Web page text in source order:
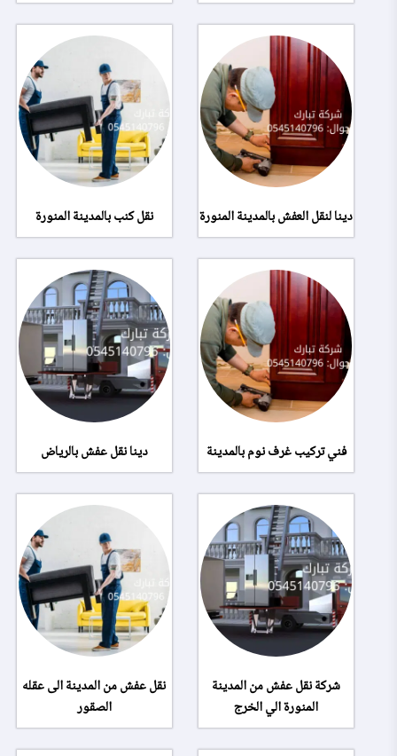
دينا لنقل العفش بالمدينة المنورة نقل كنب بالمدينة المنورة
فني تركيب غرف نوم بالمدينة دينا نقل عفش بالرياض
شركة نقل عفش من المدينة
المنورة الي الخرج
نقل عفش من المدينة الى عقله
الصقور